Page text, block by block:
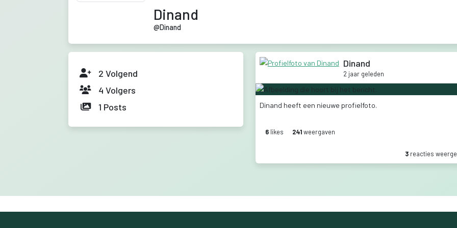
Dinand
@Dinand
2 Volgend
4 Volgers
1 Posts
Dinand
2 jaar geleden
Dinand heeft een nieuwe profielfoto.
6 likes 241weergaven
3 reacties